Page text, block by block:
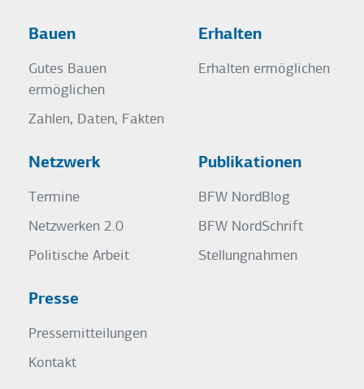
Bauen
Gutes Bauen
ermöglichen
Zahlen, Daten, Fakten
Erhalten
Erhalten ermöglichen
Netzwerk
Termine
Netzwerken 2.0
Politische Arbeit
Publikationen
BFW NordBlog
BFW NordSchrift
Stellungnahmen
Presse
Pressemitteilungen
Kontakt